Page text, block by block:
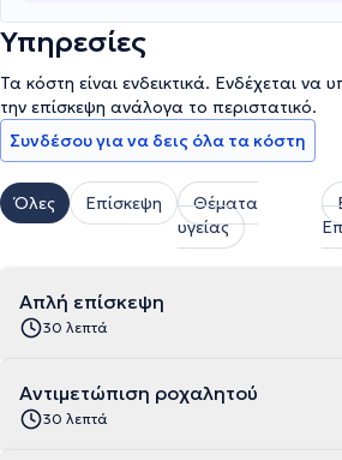
Υπηρεσίες
Τα κόστη είναι ενδεικτικά. Ενδέχεται
την επίσκεψη ανάλογα το περιστατικό.
Συνδέσου για να δεις όλα τα κόστη
Όλες Επίσκεψη
Θέματα
υγείας
Απλή επίσκεψη
30 λεπτά
Αντιμετώπιση ροχαλητού
30 λεπτά